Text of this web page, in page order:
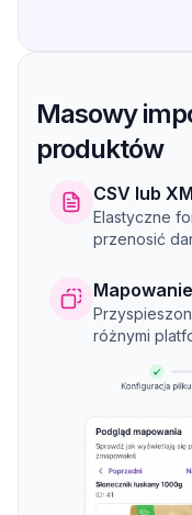
Masowy
produktów
CSV lub
Elastyczne
przenosić
różnymi